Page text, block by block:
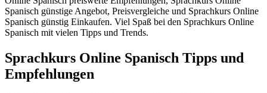
Spanisch günstige Angebot, Preisvergleiche und Sprachkurs Online
Spanisch günstig Einkaufen. Viel Spaß bei den Sprachkurs Online
Spanisch mit vielen Tipps und Trends.
Sprachkurs Online Spanisch Tipps und
Empfehlungen